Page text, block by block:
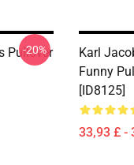
Pullover
-20%
Karl
Funny
[ID8125]
33,93 £ -